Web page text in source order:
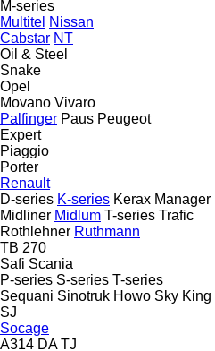
M-series
Multitel Nissan
Cabstar NT
Oil & Steel
Snake
Opel
Movano Vivaro
Palfinger Paus Peugeot
Expert
Piaggio
Porter
Renault
D-series K-series Kerax Manager
Midliner Midlum T-series Trafic
Rothlehner Ruthmann
TB 270
Safi Scania
P-series S-series T-series
Sequani Sinotruk Howo Sky King
SJ
Socage
A314 DA TJ